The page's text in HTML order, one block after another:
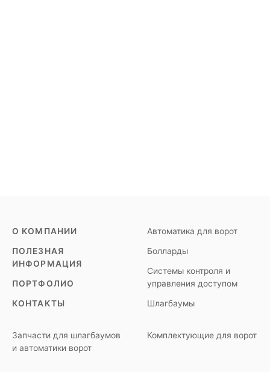
О КОМПАНИИ
ПОЛЕЗНАЯ
ИНФОРМАЦИЯ
ПОРТФОЛИО
КОНТАКТЫ
Автоматика для ворот
Болларды
Системы контроля и
управления доступом
Шлагбаумы
Запчасти для шлагбаумов
и автоматики ворот
Комплектующие для ворот